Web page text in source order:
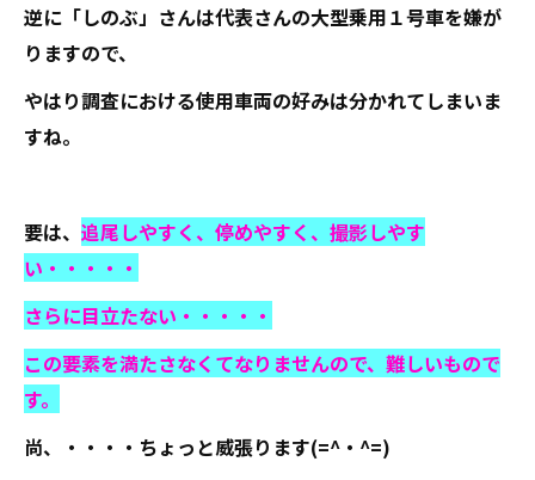
逆に「しのぶ」さんは代表さんの大型乗用１号車を嫌が
りますので、
やはり調査における使用車両の好みは分かれてしまいま
すね。
要は、 追尾しやすく、停めやすく、撮影しやす
い・・・・・
さらに目立たない・・・・・
この要素を満たさなくてなりませんので、難しいもので
す。
尚、・・・・ちょっと威張ります(=^・^=)